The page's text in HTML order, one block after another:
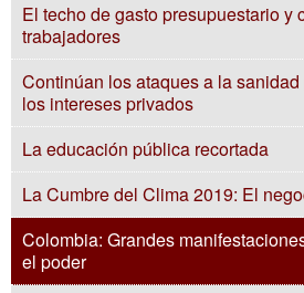
El techo de gasto presupuestario y
trabajadores
Continúan los ataques a la
los intereses privados
La educación pública recortada
La Cumbre del Clima 2019: El
Colombia: Grandes
el poder